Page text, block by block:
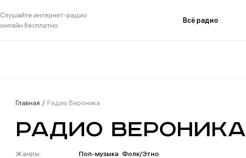
Слушайте интернет-радио
онлайн бесплатно
Всё радио
Главная Радио Вероника
Радио Вероника
Жанры: Поп-музыка Фолк/Этно